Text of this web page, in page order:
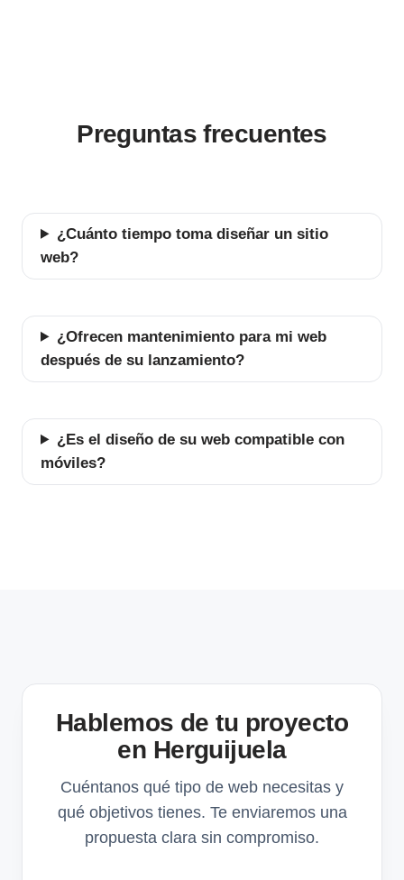
Preguntas frecuentes
¿Cuánto tiempo toma diseñar un sitio
web?
¿Ofrecen mantenimiento para mi web
después de su lanzamiento?
¿Es el diseño de su web compatible con
móviles?
Hablemos de tu proyecto
en Herguijuela
Cuéntanos qué tipo de web necesitas y
qué objetivos tienes. Te enviaremos una
propuesta clara sin compromiso.